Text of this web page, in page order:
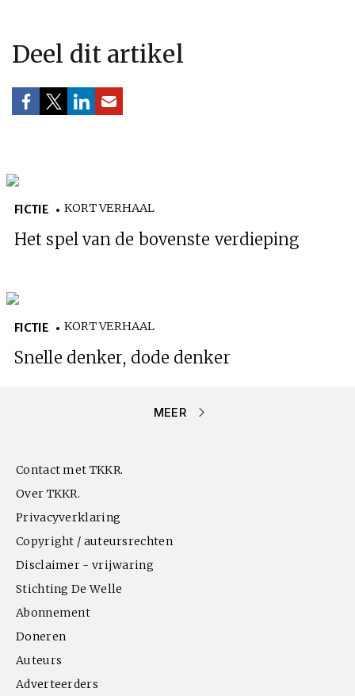
Deel dit artikel
FICTIE KORT VERHAAL
Het spel van de bovenste verdieping
FICTIE KORT VERHAAL
Snelle denker, dode denker
MEER
Contact met TKKR.
Over TKKR.
Privacyverklaring
Copyright / auteursrechten
Disclaimer - vrijwaring
Stichting De Welle
Abonnement
Doneren
Auteurs
Adverteerders